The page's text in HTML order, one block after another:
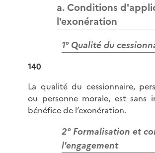
a. Conditions
l'exonération
1° Qualité du
140
La qualité du cessionnaire,
ou personne morale, est sans
bénéfice de l’exonération.
2° Formalisation et
l'engagement